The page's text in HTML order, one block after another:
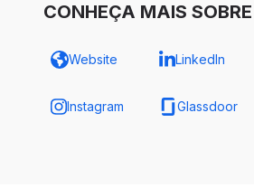
CONHEÇA MAIS
Website LinkedIn
Instagram Glassdoor